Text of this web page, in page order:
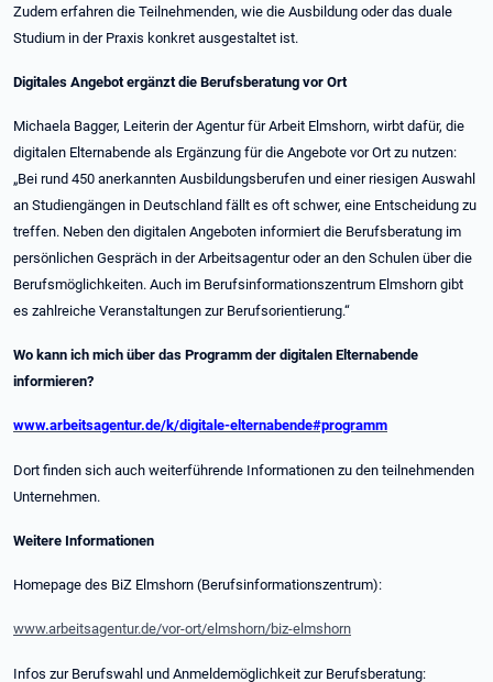
Zudem erfahren die Teilnehmenden, wie die Ausbildung oder das duale
Studium in der Praxis konkret ausgestaltet ist.
Digitales Angebot ergänzt die Berufsberatung vor Ort
Michaela Bagger, Leiterin der Agentur für Arbeit Elmshorn, wirbt dafür, die
digitalen Elternabende als Ergänzung für die Angebote vor Ort zu nutzen:
„Bei rund 450 anerkannten Ausbildungsberufen und einer riesigen Auswahl
an Studiengängen in Deutschland fällt es oft schwer, eine Entscheidung zu
treffen. Neben den digitalen Angeboten informiert die Berufsberatung im
persönlichen Gespräch in der Arbeitsagentur oder an den Schulen über die
Berufsmöglichkeiten. Auch im Berufsinformationszentrum Elmshorn gibt
es zahlreiche Veranstaltungen zur Berufsorientierung.“
Wo kann ich mich über das Programm der digitalen Elternabende
informieren?
www.arbeitsagentur.de/k/digitale-elternabende#programm
Dort finden sich auch weiterführende Informationen zu den teilnehmenden
Unternehmen.
Weitere Informationen
Homepage des BiZ Elmshorn (Berufsinformationszentrum):
www.arbeitsagentur.de/vor-ort/elmshorn/biz-elmshorn
Infos zur Berufswahl und Anmeldemöglichkeit zur Berufsberatung: